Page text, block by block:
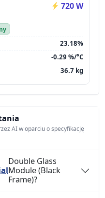
720 W
23.18%
-0.29 %/°C
36.7 kg
AI w oparciu o specyfikację
Double Glass
Module (Black
Frame)?